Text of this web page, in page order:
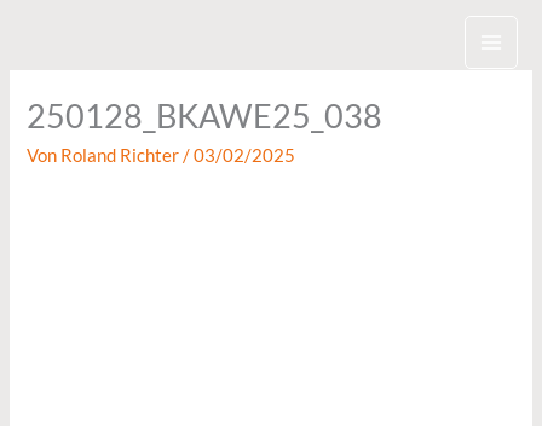
250128_BKAWE25_038
Von Roland Richter/03/02/2025